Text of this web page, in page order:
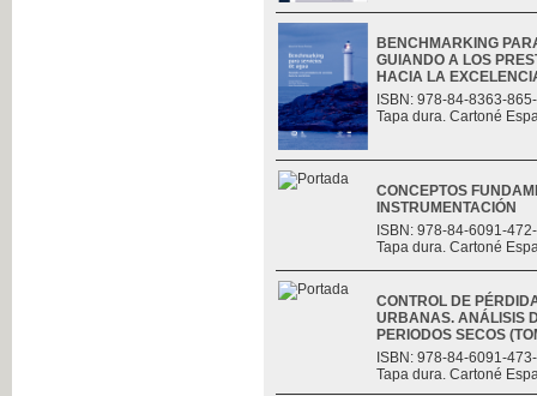
BENCHMARKING
GUIANDO A LOS
HACIA LA
ISBN: 978-84-8363-
Tapa dura. Cartoné
CONCEPTOS
INSTRUMENTACIÓN
ISBN: 978-84-6091-
Tapa dura. Cartoné
CONTROL DE
URBANAS. ANÁLISIS
PERIODOS SECOS
ISBN: 978-84-6091-
Tapa dura. Cartoné